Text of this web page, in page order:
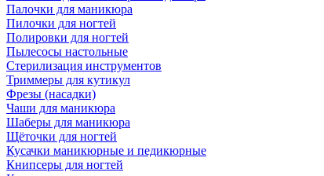
Палочки для маникюра
Пилочки для ногтей
Полировки для ногтей
Пылесосы настольные
Стерилизация инструментов
Триммеры для кутикул
Фрезы (насадки)
Чаши для маникюра
Шаберы для маникюра
Щёточки для ногтей
Кусачки маникюрные и педикюрные
Книпсеры для ногтей